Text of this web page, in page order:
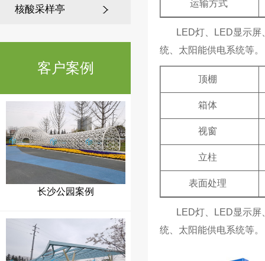
核酸采样亭
客户案例
常州公园案例
长沙公园案例
运输方式
LED灯、LED显示
统、太阳能供电系统等。
顶棚
箱体
视窗
立柱
表面处理
LED灯、LED显示
统、太阳能供电系统等。